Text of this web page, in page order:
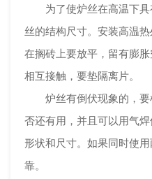
为了使炉丝在高温下具
丝的结构尺寸。安装高温
在搁砖上要放平，留有膨
相互接触，要垫隔离片。
炉丝有倒伏现象的，要
否还有用，并且可以用气
形状和尺寸。如果同时使
靠。